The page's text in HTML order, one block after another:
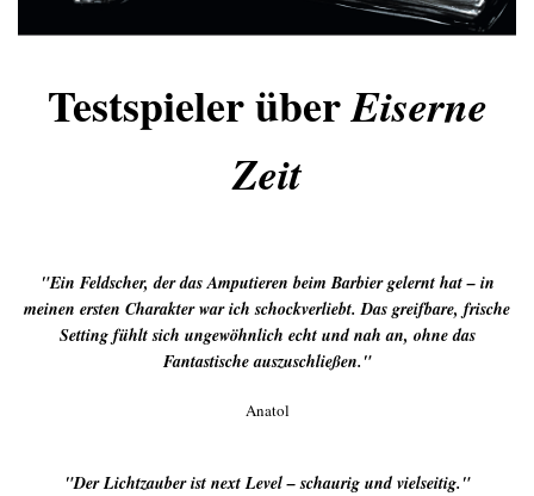
Testspieler überEiserne
Zeit
"Ein Feldscher, der das Amputieren beim Barbier gelernt hat – in
meinen ersten Charakter war ich schockverliebt. Das greifbare, frische
Setting fühlt sich ungewöhnlich echt und nah an, ohne das
Fantastische auszuschließen."
Anatol
"Der Lichtzauber ist next Level – schaurig und vielseitig."